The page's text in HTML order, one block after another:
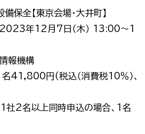
【東京会場・大井町】
年12月7日（木） 13:00～1
報機構
円(税込（消費税10％）、
同時申込の場合、1名